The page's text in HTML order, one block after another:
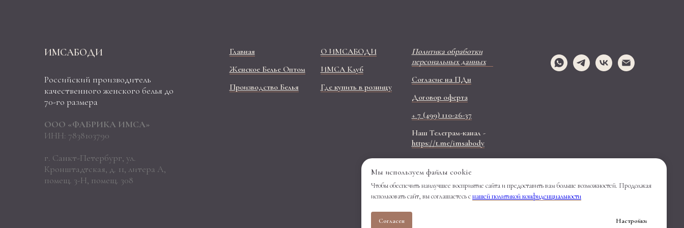
ИМСАБОДИ
Российский производитель
качественного женского белья до
70-го размера
ООО «ФАБРИКА ИМСА»
ИНН: 7838103790
г. Санкт-Петербург, ул.
Кронштадтская, д. 11, литера А,
помещ. 3-Н, помещ. 308
Главная
Женское Белье Оптом
Производство Белья
О ИМСАБОДИ
ИМСА Клуб
Где купить в розницу
Политика обработки
персональных данных
Согласие на ПДн
Договор оферта
+ 7 (499) 110-26-37
Наш Телеграм-канал -
https://t.me/imsabody
Мы используем файлы cookie
Чтобы обеспечить наилучшее восприятие сайта и предоставить вам больше возможностей. Продолжая
использовать сайт, вы соглашаетесь снашей политикой конфиденциальности
Согласен Настройки